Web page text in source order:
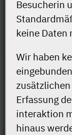
Besucherin
keine Daten
Wir haben
Erfassung
interaktion
hinaus